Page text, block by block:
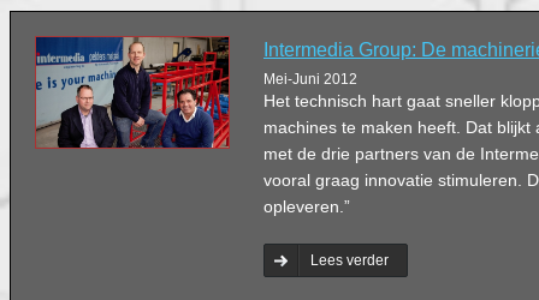
Intermedia Group: De
Mei-Juni 2012
Het technisch hart gaat sneller
machines te maken heeft. Dat blijkt
met de drie partners van de
vooral graag innovatie stimuleren.
opleveren.”
Lees verder